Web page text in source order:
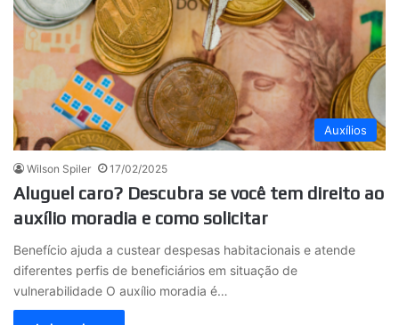
Auxílios
Wilson Spiler 17/02/2025
Aluguel caro? Descubra se você tem direito ao
auxílio moradia e como solicitar
Benefício ajuda a custear despesas habitacionais e atende
diferentes perfis de beneficiários em situação de
vulnerabilidade O auxílio moradia é…